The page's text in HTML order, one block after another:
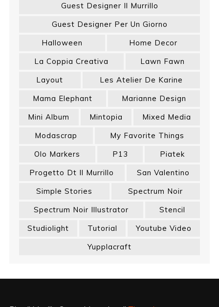
Guest Designer Il Murrillo
Guest Designer Per Un Giorno
Halloween
Home Decor
La Coppia Creativa
Lawn Fawn
Layout
Les Atelier De Karine
Mama Elephant
Marianne Design
Mini Album
Mintopia
Mixed Media
Modascrap
My Favorite Things
Olo Markers
P13
Piatek
Progetto Dt Il Murrillo
San Valentino
Simple Stories
Spectrum Noir
Spectrum Noir Illustrator
Stencil
Studiolight
Tutorial
Youtube Video
Yupplacraft